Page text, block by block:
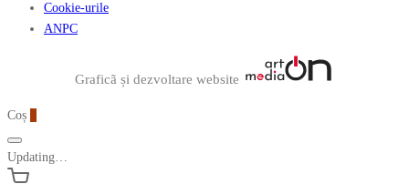
Cookie-urile
ANPC
Graficã și dezvoltare website
Coș
Updating…